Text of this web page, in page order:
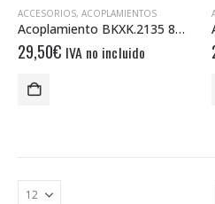
ACCESORIOS, ACOPLAMIENTOS
Acoplamiento BKXK.2135 8/10
29,50€ IVA no incluido